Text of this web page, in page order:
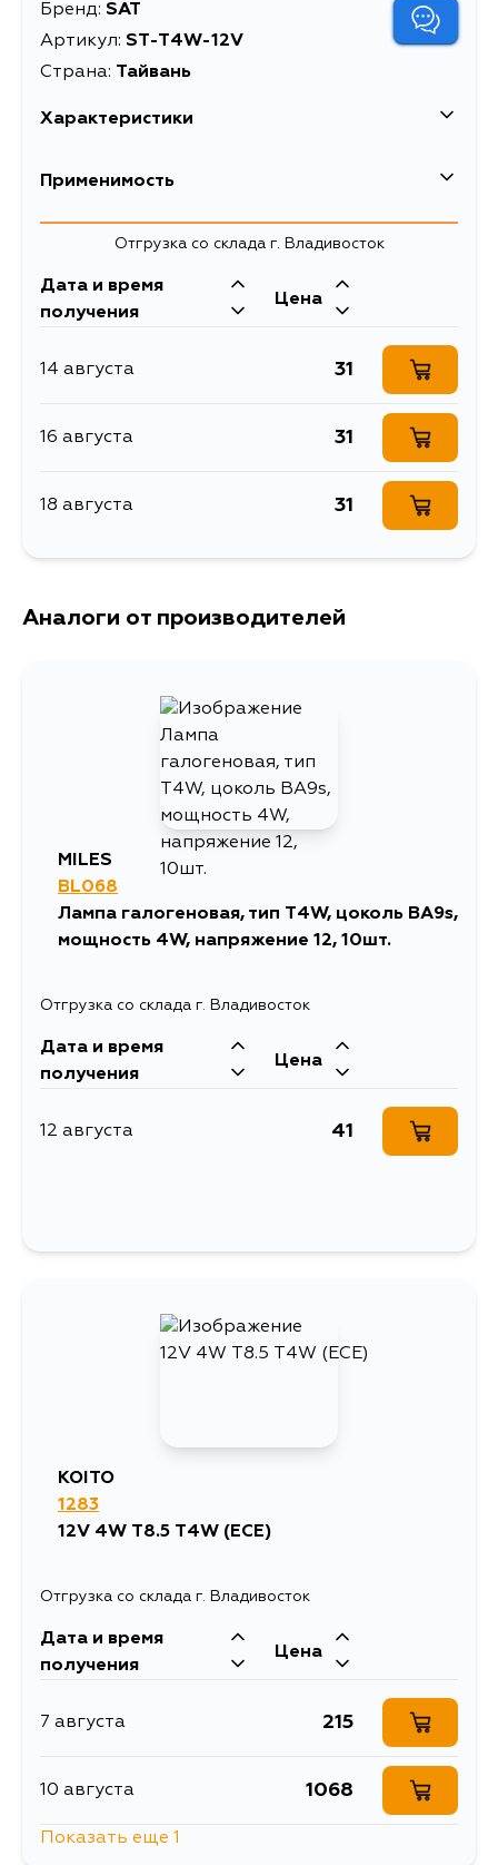
Бренд: SAT
Артикул: ST-T4W-12V
Страна: Тайвань
Характеристики
освещения
Применимость
Отгрузка со склада г. Владивосток
Дата и время
получения
Цена
14 августа 31
16 августа 31
18 августа 31
Аналоги от производителей
MILES
BL068
Лампа галогеновая, тип T4W, цоколь BA9s,
мощность 4W, напряжение 12, 10шт.
Отгрузка со склада г. Владивосток
Дата и время
получения
Цена
12 августа 41
KOITO
1283
12V 4W T8.5 T4W (ECE)
Отгрузка со склада г. Владивосток
Дата и время
получения
Цена
7 августа 215
10 августа 1068
Показать еще 1